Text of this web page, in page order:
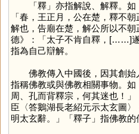
「釋」亦指解說、解釋。如
「春，王正月，公在楚，釋不
解也，告廟在楚，解公所以不
德》：「太子不肯自釋，[……]
指為自己辯解。
佛教傳入中國後，因其創始
指稱佛教或與佛教相關事物。
周、孔而背釋宗，何其迷也！
臣〈答鵝湖長老紹元示太玄圖
明太玄辭。」「釋子」指佛教的